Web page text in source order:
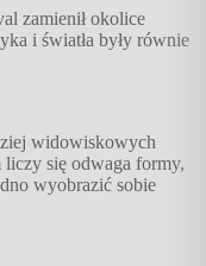
zamienił okolice
i światła były równie
widowiskowych
się odwaga formy,
wyobrazić sobie